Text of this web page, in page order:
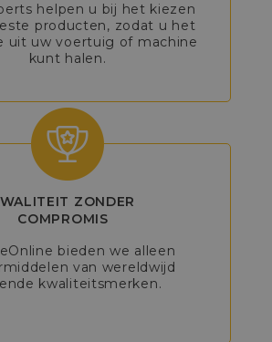
helpen u bij het kiezen
producten, zodat u het
uit uw voertuig of machine
kunt halen.
ZONDER
COMPROMIS
bieden we alleen
van wereldwijd
kwaliteitsmerken.